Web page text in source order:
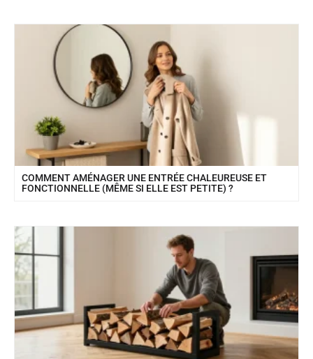
COMMENT AMÉNAGER UNE ENTRÉE CHALEUREUSE ET
FONCTIONNELLE (MÊME SI ELLE EST PETITE) ?